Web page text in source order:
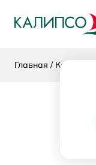
Главная Каталог